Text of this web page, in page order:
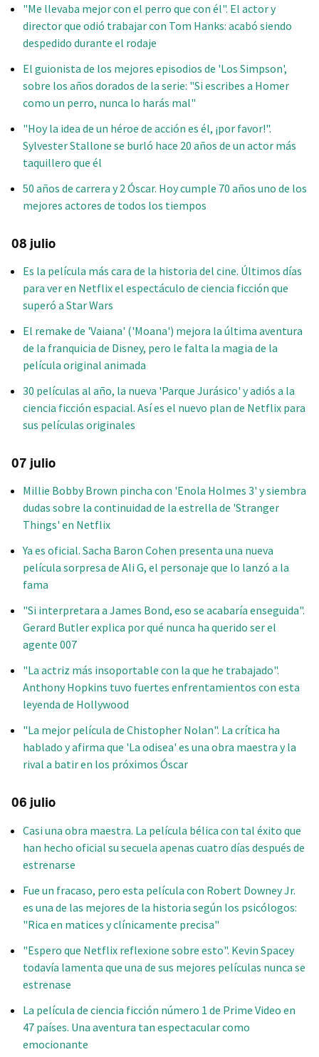
"Me llevaba mejor con el perro que con él". El actor y
director que odió trabajar con Tom Hanks: acabó siendo
despedido durante el rodaje
El guionista de los mejores episodios de 'Los Simpson',
sobre los años dorados de la serie: "Si escribes a Homer
como un perro, nunca lo harás mal"
"Hoy la idea de un héroe de acción es él, ¡por favor!".
Sylvester Stallone se burló hace 20 años de un actor más
taquillero que él
50 años de carrera y 2 Óscar. Hoy cumple 70 años uno de los
mejores actores de todos los tiempos
08 julio
Es la película más cara de la historia del cine. Últimos días
para ver en Netflix el espectáculo de ciencia ficción que
superó a Star Wars
El remake de 'Vaiana' ('Moana') mejora la última aventura
de la franquicia de Disney, pero le falta la magia de la
película original animada
30 películas al año, la nueva 'Parque Jurásico' y adiós a la
ciencia ficción espacial. Así es el nuevo plan de Netflix para
sus películas originales
07 julio
Millie Bobby Brown pincha con 'Enola Holmes 3' y siembra
dudas sobre la continuidad de la estrella de 'Stranger
Things' en Netflix
Ya es oficial. Sacha Baron Cohen presenta una nueva
película sorpresa de Ali G, el personaje que lo lanzó a la
fama
"Si interpretara a James Bond, eso se acabaría enseguida".
Gerard Butler explica por qué nunca ha querido ser el
agente 007
"La actriz más insoportable con la que he trabajado".
Anthony Hopkins tuvo fuertes enfrentamientos con esta
leyenda de Hollywood
"La mejor película de Chistopher Nolan". La crítica ha
hablado y afirma que 'La odisea' es una obra maestra y la
rival a batir en los próximos Óscar
06 julio
Casi una obra maestra. La película bélica con tal éxito que
han hecho oficial su secuela apenas cuatro días después de
estrenarse
Fue un fracaso, pero esta película con Robert Downey Jr.
es una de las mejores de la historia según los psicólogos:
"Rica en matices y clínicamente precisa"
"Espero que Netflix reflexione sobre esto". Kevin Spacey
todavía lamenta que una de sus mejores películas nunca se
estrenase
La película de ciencia ficción número 1 de Prime Video en
47 países. Una aventura tan espectacular como
emocionante